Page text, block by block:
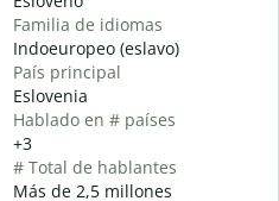
Familia de idiomas
Indoeuropeo (eslavo)
País principal
Eslovenia
Hablado en # países
+3
# Total de hablantes
Más de 2,5 millones